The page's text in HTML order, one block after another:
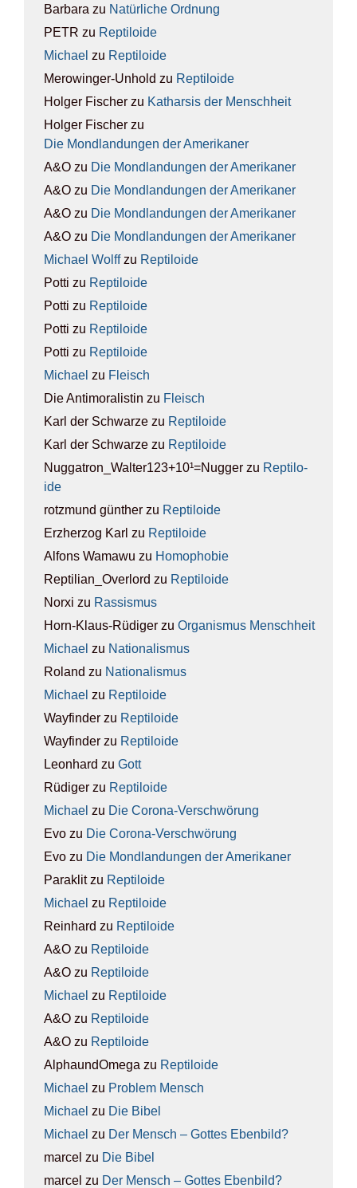
Barbara zu Natür­li­che Ord­nung
PETR zu Rep­ti­lo­ide
Michael zu Rep­ti­lo­ide
Merowinger-Unhold zu Rep­ti­lo­ide
Holger Fischer zu Kathar­sis der Mensch­heit
Holger Fischer zu
Die Mond­lan­dun­gen der Ame­ri­ka­ner
A&O zu Die Mond­lan­dun­gen der Ame­ri­ka­ner
A&O zu Die Mond­lan­dun­gen der Ame­ri­ka­ner
A&O zu Die Mond­lan­dun­gen der Ame­ri­ka­ner
A&O zu Die Mond­lan­dun­gen der Ame­ri­ka­ner
Michael Wolffzu Rep­ti­lo­ide
Potti zu Rep­ti­lo­ide
Potti zu Rep­ti­lo­ide
Potti zu Rep­ti­lo­ide
Potti zu Rep­ti­lo­ide
Michael zu Fleisch
Die Antimoralistin zu Fleisch
Karl der Schwarze zu Rep­ti­lo­ide
Karl der Schwarze zu Rep­ti­lo­ide
Nuggatron_Walter123+10¹=Nugger zu Rep­ti­lo­
ide
rotzmund günther zu Rep­ti­lo­ide
Erzherzog Karl zu Rep­ti­lo­ide
Alfons Wamawu zu Homo­pho­bie
Reptilian_Overlord zu Rep­ti­lo­ide
Norxi zu Ras­sis­mus
Horn-Klaus-Rüdiger zu Orga­nis­mus Mensch­heit
Michael zu Natio­na­lis­mus
Roland zu Natio­na­lis­mus
Michael zu Rep­ti­lo­ide
Wayfinder zu Rep­ti­lo­ide
Wayfinder zu Rep­ti­lo­ide
Leonhard zu Gott
Rüdiger zu Rep­ti­lo­ide
Michael zu Die Coro­na-Ver­schwö­rung
Evo zu Die Coro­na-Ver­schwö­rung
Evo zu Die Mond­lan­dun­gen der Ame­ri­ka­ner
Paraklitzu Rep­ti­lo­ide
Michael zu Rep­ti­lo­ide
Reinhard zu Rep­ti­lo­ide
A&O zu Rep­ti­lo­ide
A&O zu Rep­ti­lo­ide
Michael zu Rep­ti­lo­ide
A&O zu Rep­ti­lo­ide
A&O zu Rep­ti­lo­ide
AlphaundOmega zu Rep­ti­lo­ide
Michael zu Pro­blem Mensch
Michael zu Die Bibel
Michael zu Der Mensch – Got­tes Eben­bild?
marcel zu Die Bibel
marcel zu Der Mensch – Got­tes Eben­bild?